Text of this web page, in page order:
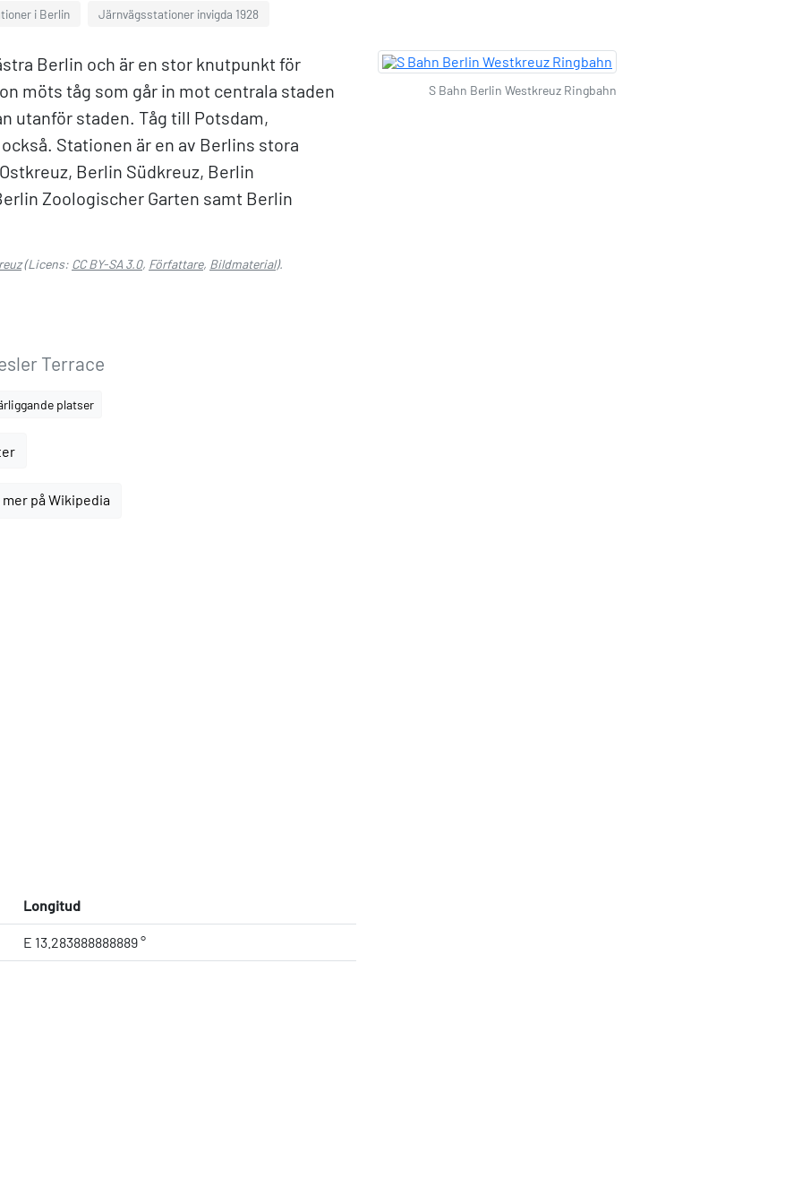
i Berlin Järnvägsstationer invigda 1928
Berlin och är en stor knutpunkt för
möts tåg som går in mot centrala staden
utanför staden. Tåg till Potsdam,
Stationen är en av Berlins stora
Berlin Südkreuz, Berlin
Zoologischer Garten samt Berlin
(Licens: CC BY-SA 3.0, Författare, Bildmaterial).
Terrace
platser
mer på Wikipedia
Longitud
E 13.283888888889 °
S Bahn Berlin Westkreuz Ringbahn